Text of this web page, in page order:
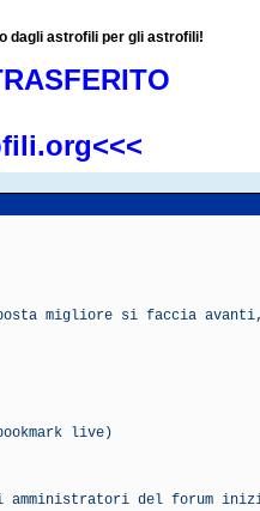
dagli astrofili per gli astrofili!
migliore si faccia
live)
amministratori del forum